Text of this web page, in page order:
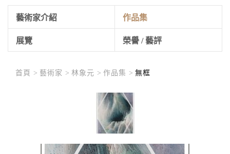
藝術家介紹 作品集
展覽 榮譽 / 藝評
首頁 > 藝術家 > 林象元 > 作品集 > 無框